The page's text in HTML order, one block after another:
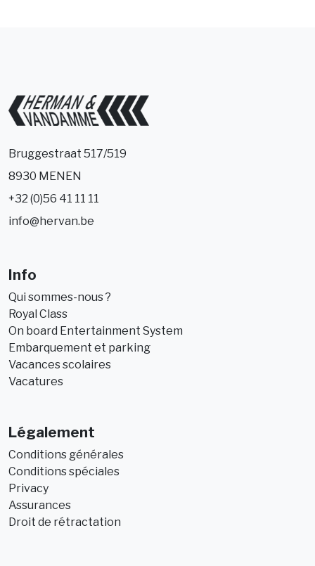
Bruggestraat 517/519
8930 MENEN
+32 (0)56 41 11 11
info@hervan.be
Info
Qui sommes-nous ?
Royal Class
On board Entertainment System
Embarquement et parking
Vacances scolaires
Vacatures
Légalement
Conditions générales
Conditions spéciales
Privacy
Assurances
Droit de rétractation